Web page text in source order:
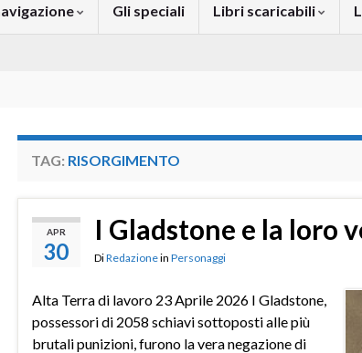
Gli speciali Libri scaricabili
TAG: RISORGIMENTO
APR
30
I Gladstone e la loro
DiRedazionein Personaggi
Alta Terra di lavoro 23 Aprile 2026 I Gladstone,
possessori di 2058 schiavi sottoposti alle più
brutali punizioni, furono la vera negazione di